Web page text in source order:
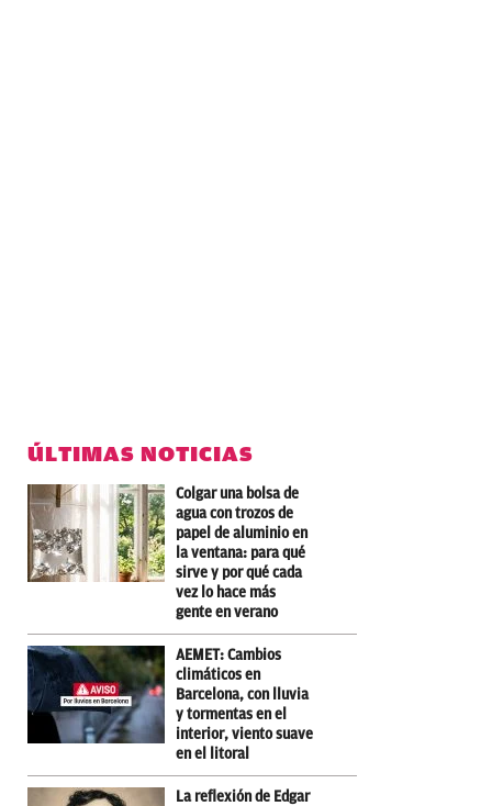
ÚLTIMAS NOTICIAS
Colgar una bolsa de
agua con trozos de
papel de aluminio en
la ventana: para qué
sirve y por qué cada
vez lo hace más
gente en verano
AEMET: Cambios
climáticos en
Barcelona, con lluvia
y tormentas en el
interior, viento suave
en el litoral
La reflexión de Edgar